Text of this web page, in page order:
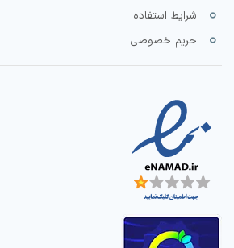
شرایط استفاده
حریم خصوصی